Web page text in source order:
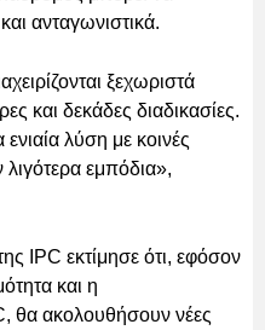
ανταγωνιστικά.
ξεχωριστά
και δεκάδες διαδικασίες.
ενιαία λύση με κοινές
εμπόδια»,
IPC εκτίμησε ότι, εφόσον
και η
θα ακολουθήσουν νέες